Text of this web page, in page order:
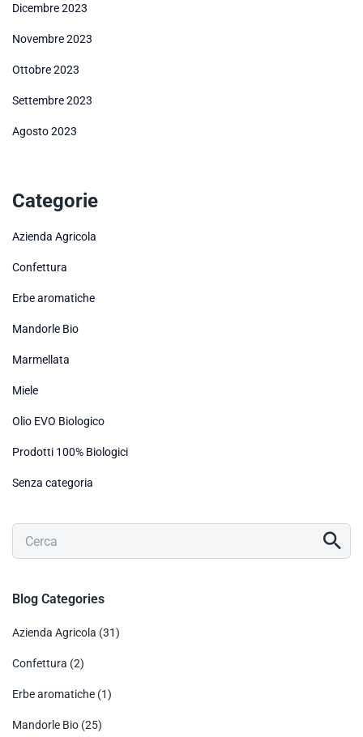
Dicembre 2023
Novembre 2023
Ottobre 2023
Settembre 2023
Agosto 2023
Categorie
Azienda Agricola
Confettura
Erbe aromatiche
Mandorle Bio
Marmellata
Miele
Olio EVO Biologico
Prodotti 100% Biologici
Senza categoria
Blog Categories
Azienda Agricola (31)
Confettura (2)
Erbe aromatiche (1)
Mandorle Bio (25)